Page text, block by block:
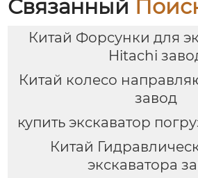
Связанный
Китай Форсунки для
Hitachi
Китай колесо
завод
купить экскаватор
Китай
экскаватора